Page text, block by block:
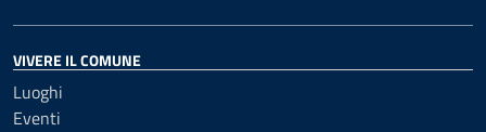
VIVERE IL COMUNE
Luoghi
Eventi